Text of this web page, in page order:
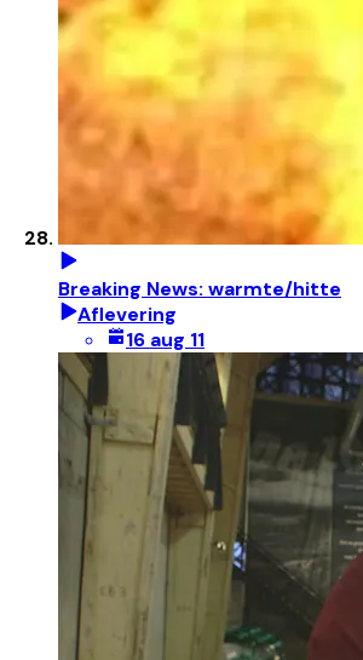
Breaking News: warmte/hitte
Aflevering
16 aug 11